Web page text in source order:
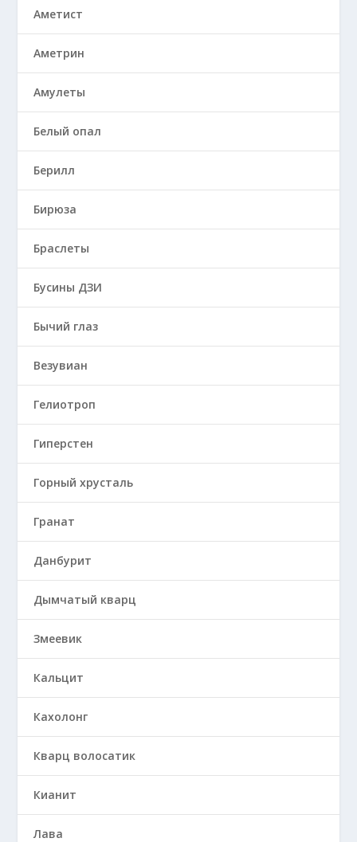
Аметист
Аметрин
Амулеты
Белый опал
Берилл
Бирюза
Браслеты
Бусины ДЗИ
Бычий глаз
Везувиан
Гелиотроп
Гиперстен
Горный хрусталь
Гранат
Данбурит
Дымчатый кварц
Змеевик
Кальцит
Кахолонг
Кварц волосатик
Кианит
Лава